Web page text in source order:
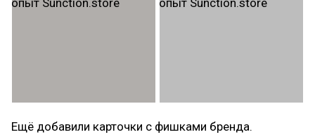
Ещё добавили карточки с фишками бренда.